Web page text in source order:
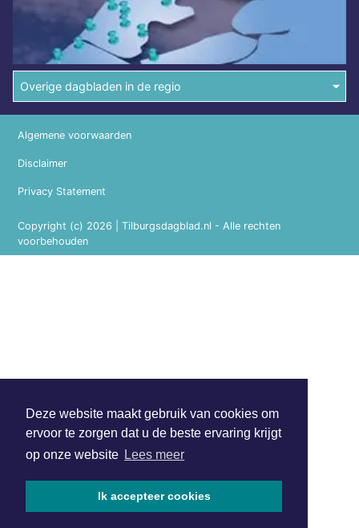
Deze website maakt gebruik van cookies om
ervoor te zorgen dat u de beste ervaring krijgt
op onze website Lees meer
Ik accepteer cookies
Overige dagbladen in de regio
Copyright (c) 2026 | Tilburgsdagblad.nl - Alle rechten
voorbehouden
Algemene voorwaarden
Disclaimer
Privacy Statement